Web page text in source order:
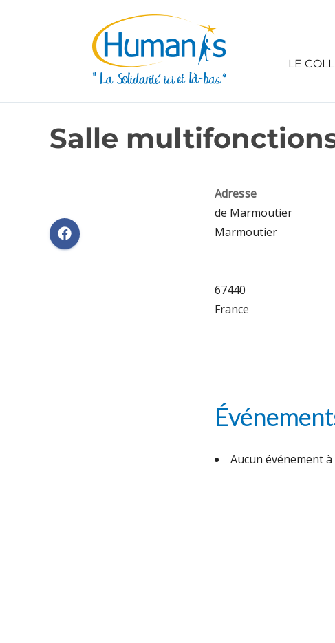
LE
Salle
Adresse
de Marmoutier
Marmoutier
67440
France
Aucun événement